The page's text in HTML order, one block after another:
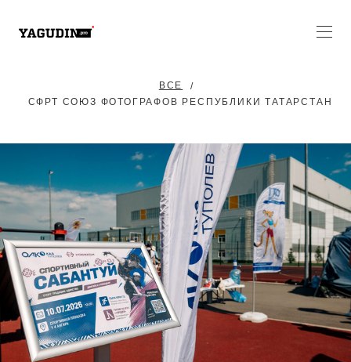
ВСЕ
СФРТ СОЮЗ ФОТОГРАФОВ РЕСПУБЛИКИ ТАТАРСТАН